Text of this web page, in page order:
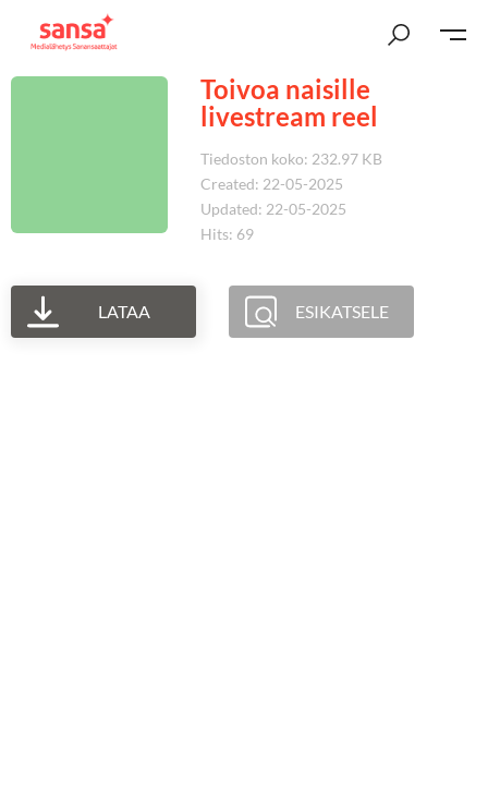
Toivoa naisille
livestream reel
Tiedoston koko: 232.97 KB
Created: 22-05-2025
Updated: 22-05-2025
Hits: 69
LATAA ESIKATSELE